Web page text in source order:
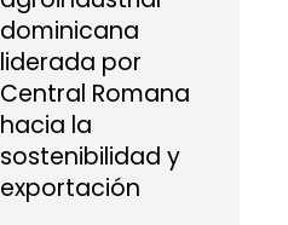
dominicana
liderada por
Central Romana
hacia la
sostenibilidad y
exportación